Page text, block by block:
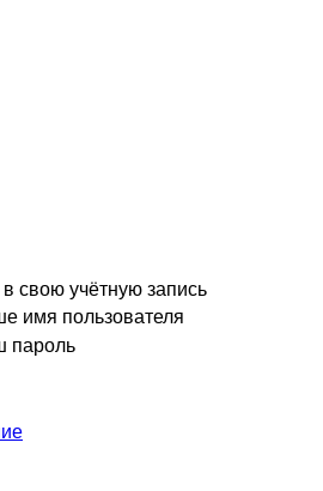
свою учётную запись
имя пользователя
пароль